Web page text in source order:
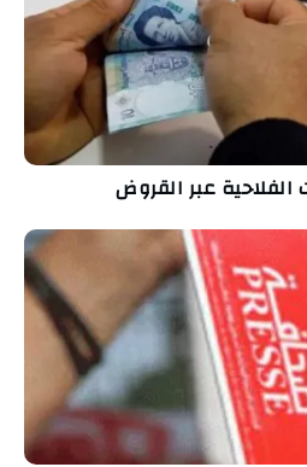
الفلاحية عبر القروض